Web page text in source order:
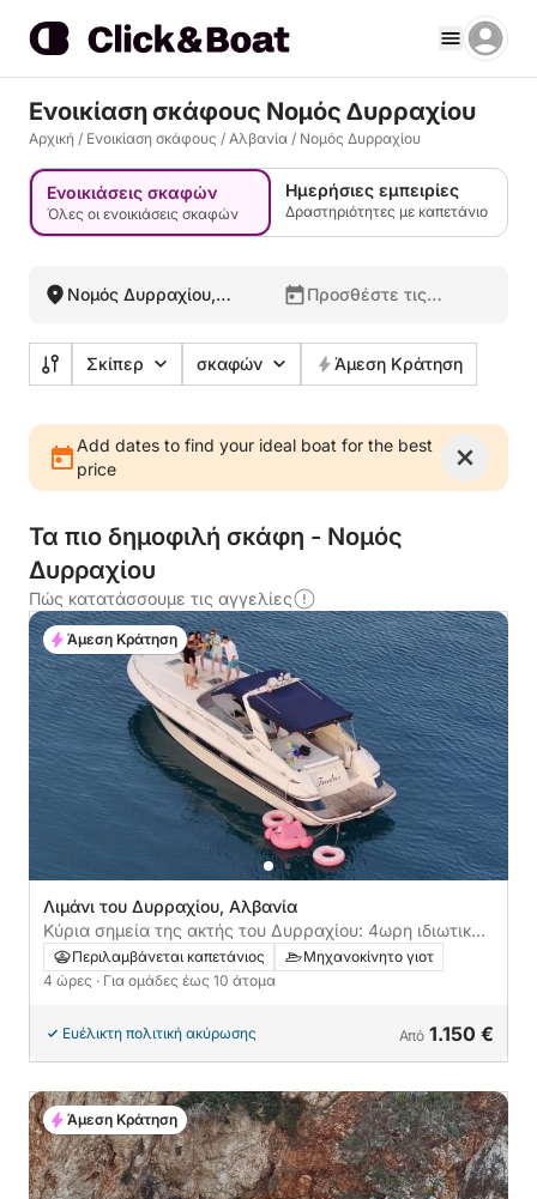
Ενοικίαση σκάφους Νομός Δυρραχίου
Αρχική / Ενοικίαση σκάφους / Αλβανία / Νομός Δυρραχίου
Ενοικιάσεις σκαφών
Όλες οι ενοικιάσεις σκαφών
Ημερήσιες εμπειρίες
Δραστηριότητες με καπετάνιο
Νομός Δυρραχίου,
Προσθέστε τις
Σκίπερ σκαφών Άμεση Κράτηση
Add dates to find your ideal boat for the best
price
Τα πιο δημοφιλή σκάφη - Νομός
Δυρραχίου
Πώς κατατάσσουμε τις αγγελίες
Λιμάνι του Δυρραχίου, Αλβανία
Κύρια σημεία της ακτής του Δυρραχίου: 4ωρη ιδιωτική
κρουαζιέρα
Περιλαμβάνεται καπετάνιος
Μηχανοκίνητο γιοτ
4 ώρες · Για ομάδες έως 10 άτομα
Ευέλικτη πολιτική ακύρωσης Από 1.150 €
Άμεση Κράτηση
Άμεση Κράτηση